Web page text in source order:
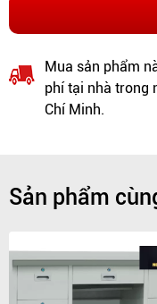
Mua sản phẩm
phí tại nhà trong
Chí Minh.
Sản phẩm